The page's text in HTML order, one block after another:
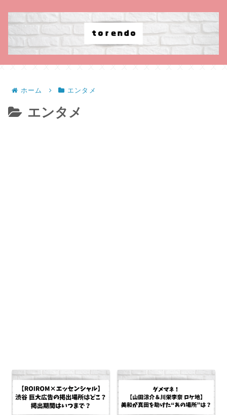
ホーム エンタメ
エンタメ